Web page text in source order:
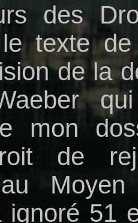
des
texte
de la
mon
de
ignoré 51